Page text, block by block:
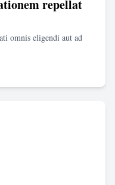
repellat
omnis eligendi aut ad